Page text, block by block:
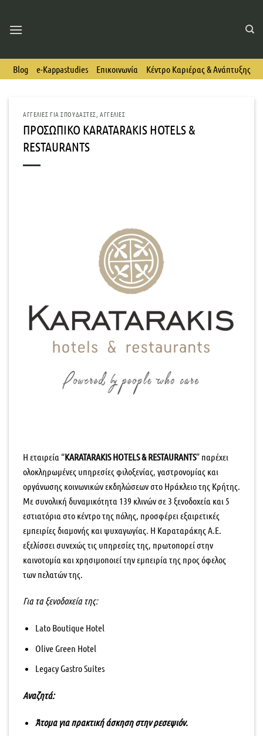
content
Blog e-Kappastudies Επικοινωνία Κέντρο Καριέρας & Ανάπτυξης
ΑΓΓΕΛΊΕΣ ΓΙΑ ΣΠΟΥΔΑΣΤΈΣ ,ΑΓΓΕΛΊΕΣ
ΠΡΟΣΩΠΙΚΟ KARATARAKIS HOTELS &
RESTAURANTS
H εταιρεία “KARATARAKIS HOTELS & RESTAURANTS” παρέχει
ολοκληρωμένες υπηρεσίες φιλοξενίας, γαστρονομίας και
οργάνωσης κοινωνικών εκδηλώσεων στο Ηράκλειο της Κρήτης.
Με συνολική δυναμικότητα 139 κλινών σε 3 ξενοδοχεία και 5
εστιατόρια στο κέντρο της πόλης, προσφέρει εξαιρετικές
εμπειρίες διαμονής και ψυχαγωγίας. Η Καραταράκης Α.Ε.
εξελίσσει συνεχώς τις υπηρεσίες της, πρωτοπορεί στην
καινοτομία και χρησιμοποιεί την εμπειρία της προς όφελος
των πελατών της.
Για τα ξενοδοχεία της:
Lato Boutique Hotel
Olive Green Hotel
Legacy Gastro Suites
Αναζητά:
Άτομα για πρακτική άσκηση στην ρεσεψιόν.